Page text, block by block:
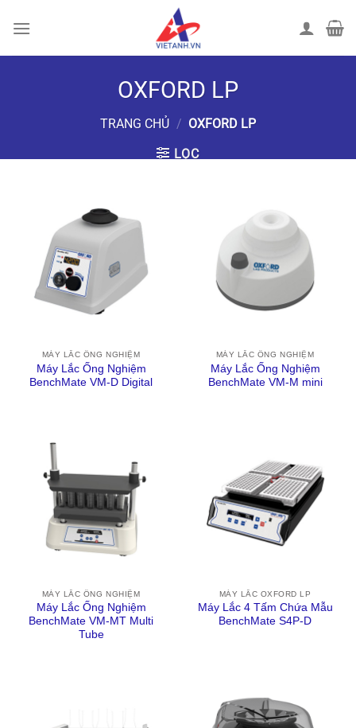
đến
OXFORD LP
TRANG CHỦ / OXFORD LP
LỌC
MÁY LẮC ỐNG NGHIỆM
Máy Lắc Ống Nghiệm
BenchMate VM-D Digital
MÁY LẮC ỐNG NGHIỆM
Máy Lắc Ống Nghiệm
BenchMate VM-M mini
MÁY LẮC ỐNG NGHIỆM
Máy Lắc Ống Nghiệm
BenchMate VM-MT Multi
Tube
MÁY LẮC OXFORD LP
Máy Lắc 4 Tấm Chứa Mẫu
BenchMate S4P-D